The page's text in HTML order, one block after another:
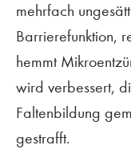
mehrfach
Barrierefunktion,
hemmt
wird verbessert,
Faltenbildung
gestrafft.